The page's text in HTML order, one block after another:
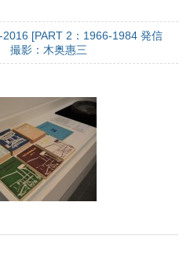
[PART 2：1966-1984 発信
影：木奥惠三